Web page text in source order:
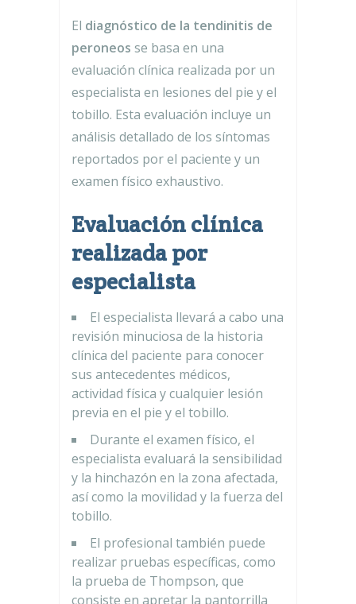
El diagnóstico de la tendinitis de
peroneos se basa en una
evaluación clínica realizada por un
especialista en lesiones del pie y el
tobillo. Esta evaluación incluye un
análisis detallado de los síntomas
reportados por el paciente y un
examen físico exhaustivo.
Evaluación clínica
realizada por
especialista
El especialista llevará a cabo una
revisión minuciosa de la historia
clínica del paciente para conocer
sus antecedentes médicos,
actividad física y cualquier lesión
previa en el pie y el tobillo.
Durante el examen físico, el
especialista evaluará la sensibilidad
y la hinchazón en la zona afectada,
así como la movilidad y la fuerza del
tobillo.
El profesional también puede
realizar pruebas específicas, como
la prueba de Thompson, que
consiste en apretar la pantorrilla